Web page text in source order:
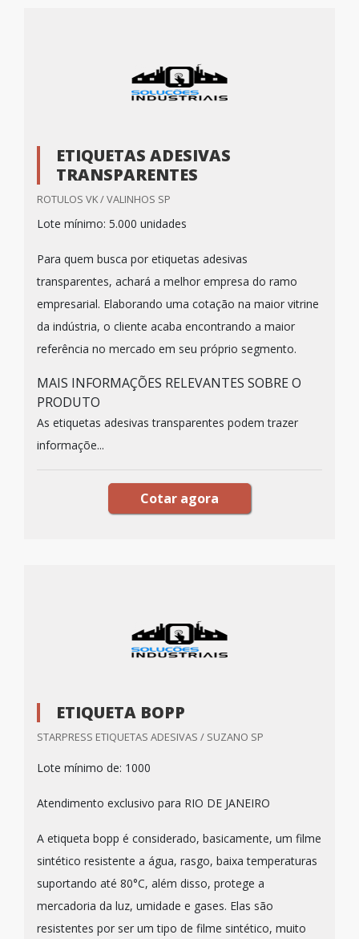
ETIQUETAS ADESIVAS
TRANSPARENTES
ROTULOS VK / VALINHOS SP
Lote mínimo: 5.000 unidades
Para quem busca por etiquetas adesivas
transparentes, achará a melhor empresa do ramo
empresarial. Elaborando uma cotação na maior vitrine
da indústria, o cliente acaba encontrando a maior
referência no mercado em seu próprio segmento.
MAIS INFORMAÇÕES RELEVANTES SOBRE O
PRODUTO
As etiquetas adesivas transparentes podem trazer
informaçõe...
Cotar agora
ETIQUETA BOPP
STARPRESS ETIQUETAS ADESIVAS / SUZANO SP
Lote mínimo de: 1000
Atendimento exclusivo para RIO DE JANEIRO
A etiqueta bopp é considerado, basicamente, um filme
sintético resistente a água, rasgo, baixa temperaturas
suportando até 80°C, além disso, protege a
mercadoria da luz, umidade e gases. Elas são
resistentes por ser um tipo de filme sintético, muito